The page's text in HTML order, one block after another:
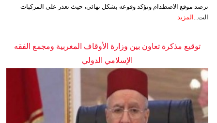
ترصد موقع الاصطدام وتؤكد وقوعه بشكل نهائي، حيث تعذر على المركبات
الت... المزيد
توقيع مذكرة تعاون بين وزارة الأوقاف المغربية ومجمع الفقه
الإسلامي الدولي